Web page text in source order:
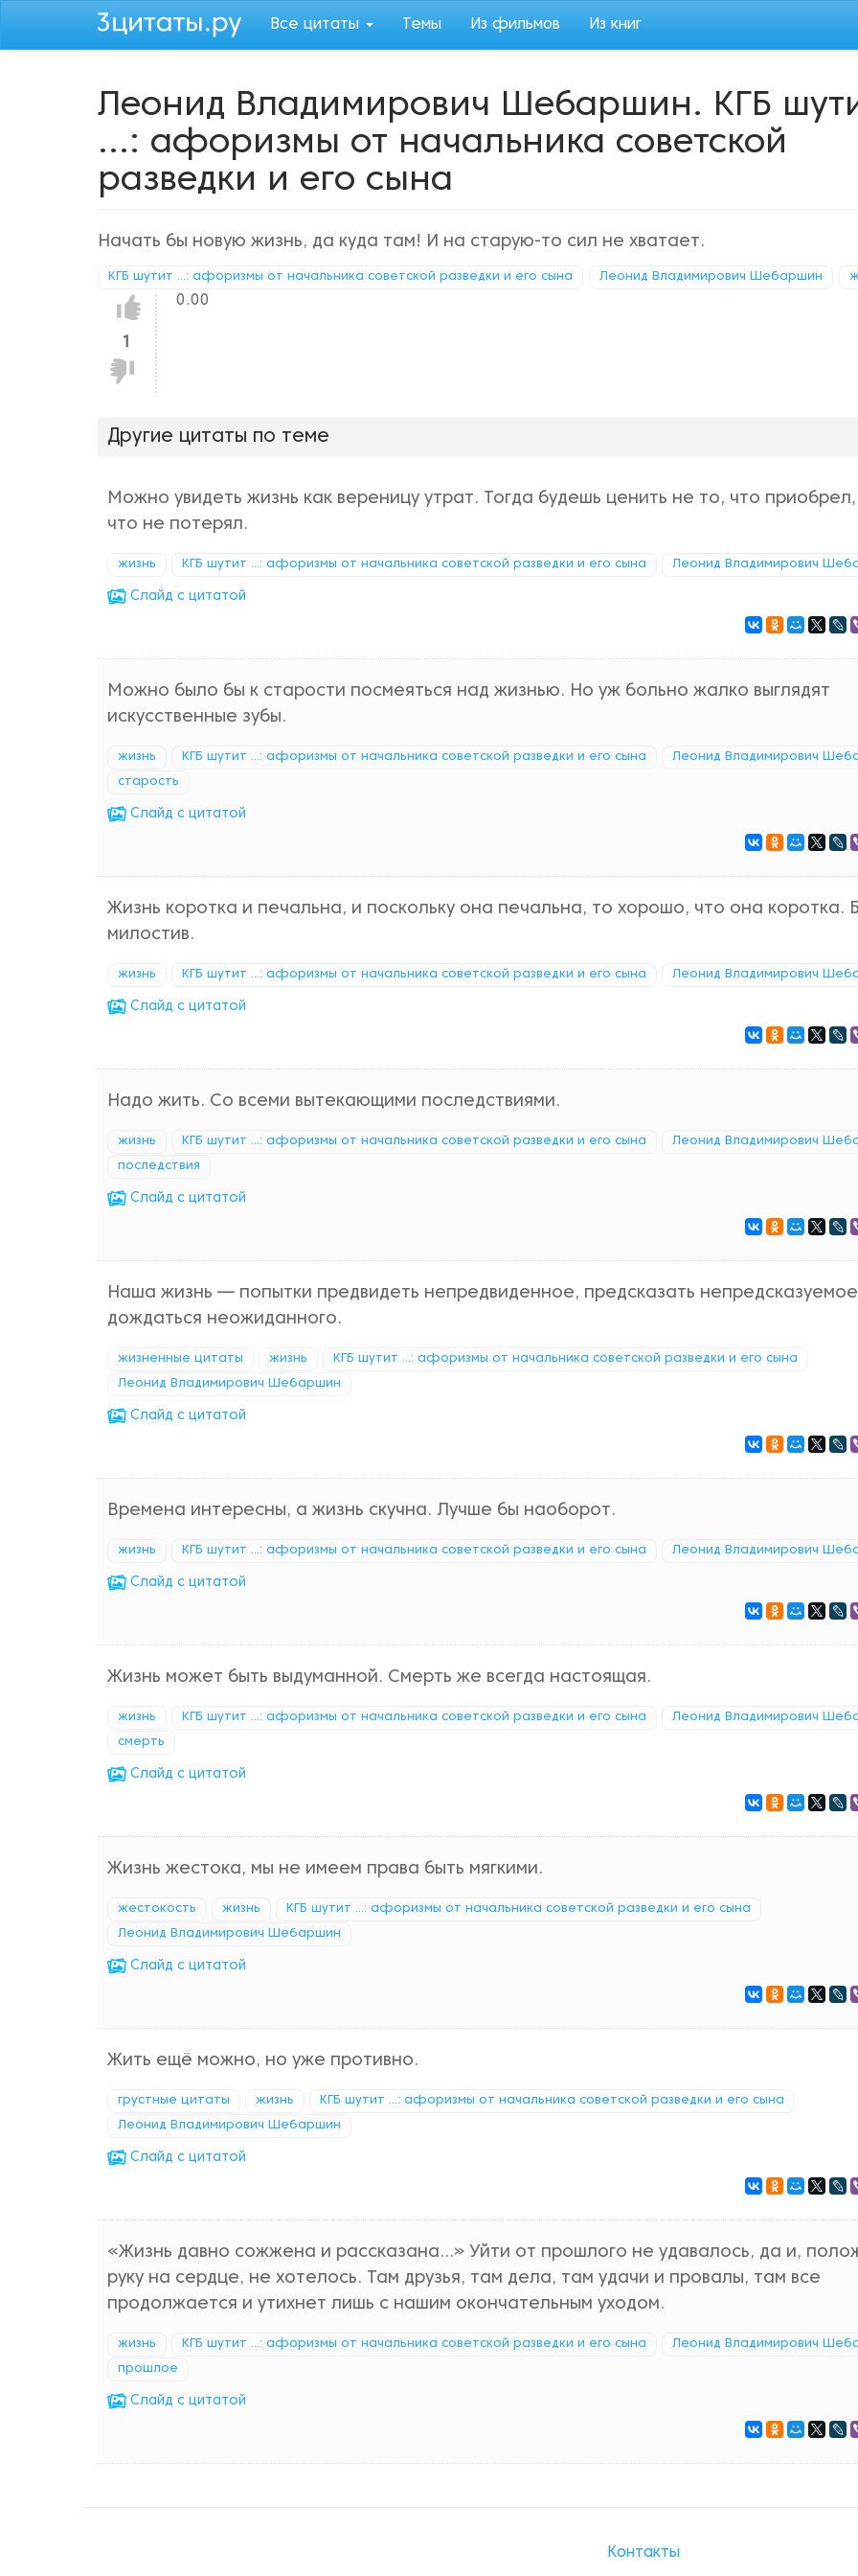
Все цитаты Темы Из фильмов Из книг
Леонид Владимирович Шебаршин. КГБ
...: афоризмы от начальника советской
разведки и его сына
Начать бы новую жизнь, да куда там! И на старую-то сил не хватает.
КГБ шутит ...: афоризмы от начальника советской разведки и его сына Леонид Владимирович Шебаршин
Нравится!
Не
нравится!
0.00
Другие цитаты по теме
Можно увидеть жизнь как вереницу утрат. Тогда будешь ценить не то, что
что не потерял.
жизнь КГБ шутит ...: афоризмы от начальника советской разведки и его сына Леонид Владимирович
Cлайд с цитатой
Можно было бы к старости посмеяться над жизнью. Но уж больно жалко выглядят
искусственные зубы.
жизнь КГБ шутит ...: афоризмы от начальника советской разведки и его сына Леонид Владимирович
старость
Cлайд с цитатой
Жизнь коротка и печальна, и поскольку она печальна, то хорошо, что она коротка.
милостив.
жизнь КГБ шутит ...: афоризмы от начальника советской разведки и его сына Леонид Владимирович
Cлайд с цитатой
Надо жить. Со всеми вытекающими последствиями.
жизнь КГБ шутит ...: афоризмы от начальника советской разведки и его сына Леонид Владимирович
последствия
Cлайд с цитатой
Наша жизнь — попытки предвидеть непредвиденное, предсказать
дождаться неожиданного.
жизненные цитаты жизнь КГБ шутит ...: афоризмы от начальника советской разведки и его сына
Леонид Владимирович Шебаршин
Cлайд с цитатой
Времена интересны, а жизнь скучна. Лучше бы наоборот.
жизнь КГБ шутит ...: афоризмы от начальника советской разведки и его сына Леонид Владимирович
Cлайд с цитатой
Жизнь может быть выдуманной. Смерть же всегда настоящая.
жизнь КГБ шутит ...: афоризмы от начальника советской разведки и его сына Леонид Владимирович
смерть
Cлайд с цитатой
Жизнь жестока, мы не имеем права быть мягкими.
жестокость жизнь КГБ шутит ...: афоризмы от начальника советской разведки и его сына
Леонид Владимирович Шебаршин
Cлайд с цитатой
Жить ещё можно, но уже противно.
грустные цитаты жизнь КГБ шутит ...: афоризмы от начальника советской разведки и его сына
Леонид Владимирович Шебаршин
Cлайд с цитатой
«Жизнь давно сожжена и рассказана...» Уйти от прошлого не удавалось, да и,
руку на сердце, не хотелось. Там друзья, там дела, там удачи и провалы, там все
продолжается и утихнет лишь с нашим окончательным уходом.
жизнь КГБ шутит ...: афоризмы от начальника советской разведки и его сына Леонид Владимирович
прошлое
Cлайд с цитатой
Контакты